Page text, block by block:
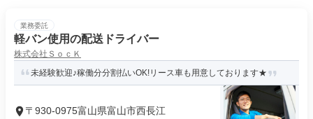
業務委託
軽バン使用の配送ドライバー
株式会社ＳｏｃＫ
未経験歓迎♪稼働分分割払いOK!リース車も用意しております★
〒930-0975富山県富山市西長江